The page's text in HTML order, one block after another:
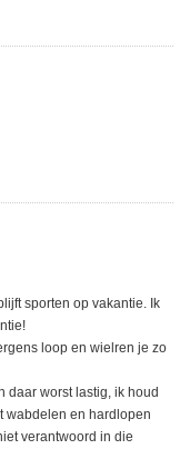
sporten op vakantie. Ik
loop en wielren je zo
daar worst lastig, ik houd
wabdelen en hardlopen
verantwoord in die